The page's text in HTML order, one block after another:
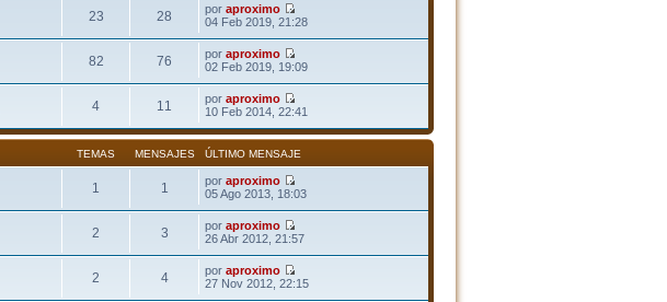
23 28 poraproximo
04 Feb 2019, 21:28
82 76 poraproximo
02 Feb 2019, 19:09
4 11 poraproximo
10 Feb 2014, 22:41
TEMAS MENSAJES ÚLTIMO MENSAJE
1 1 poraproximo
05 Ago 2013, 18:03
2 3 poraproximo
26 Abr 2012, 21:57
2 4 poraproximo
27 Nov 2012, 22:15